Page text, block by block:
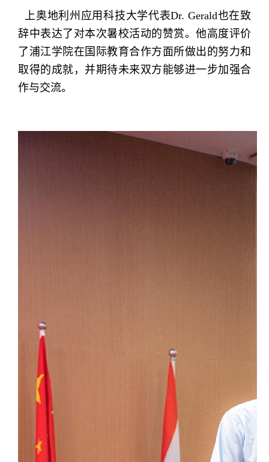
上奥地利州应用科技大学代表Dr. Gerald也在致
辞中表达了对本次暑校活动的赞赏。他高度评价
了浦江学院在国际教育合作方面所做出的努力和
取得的成就，并期待未来双方能够进一步加强合
作与交流。